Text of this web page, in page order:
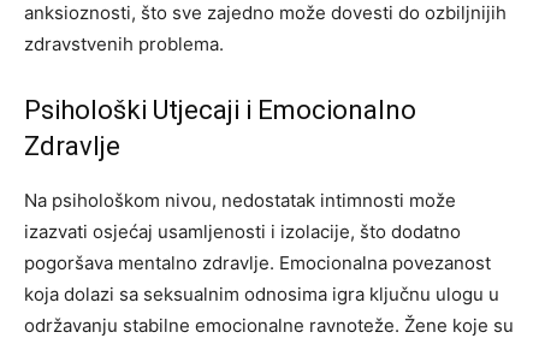
anksioznosti, što sve zajedno može dovesti do ozbiljnijih
zdravstvenih problema.
Psihološki Utjecaji i Emocionalno
Zdravlje
Na psihološkom nivou, nedostatak intimnosti može
izazvati osjećaj usamljenosti i izolacije, što dodatno
pogoršava mentalno zdravlje. Emocionalna povezanost
koja dolazi sa seksualnim odnosima igra ključnu ulogu u
održavanju stabilne emocionalne ravnoteže. Žene koje su